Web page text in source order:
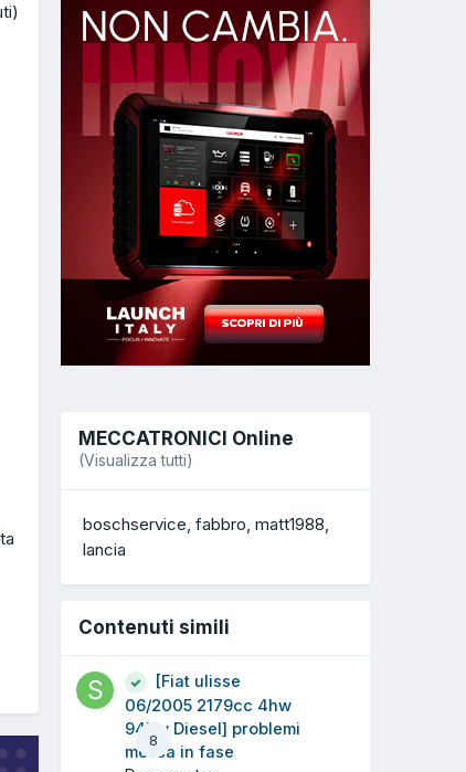
MECCATRONICI Online
(Visualizza tutti)
boschservice fabbro matt1988
lancia
Contenuti simili
8
[Fiat ulisse
06/2005 2179cc 4hw
94Kw Diesel] problemi
messa in fase